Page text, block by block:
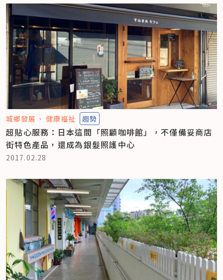
城鄉發展 健康福祉 趨勢
超貼心服務：日本這間「照顧咖啡館」，不僅備妥商店
街特色產品，還成為銀髮照護中心
2017.02.28